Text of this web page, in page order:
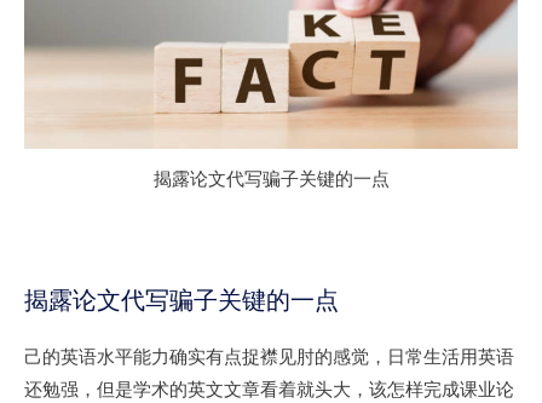
揭露论文代写骗子关键的一点
揭露论文代写骗子关键的一点
己的英语水平能力确实有点捉襟见肘的感觉，日常生活用英语
还勉强，但是学术的英文文章看着就头大，该怎样完成课业论